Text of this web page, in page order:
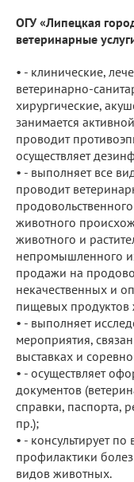
ОГУ «Липецкая
ветеринарные
• - клинические,
ветеринарно-
хирургические,
занимается
проводит
осуществляет
• - выполняет все
проводит
животного
животного и
непромышленного
продажи на
некачественных и
пищевых
• - выполняет
мероприятия,
выставках и
• - осуществляет
документов
справки, паспорта,
пр.);
• - консультирует
профилактики
видов животных.